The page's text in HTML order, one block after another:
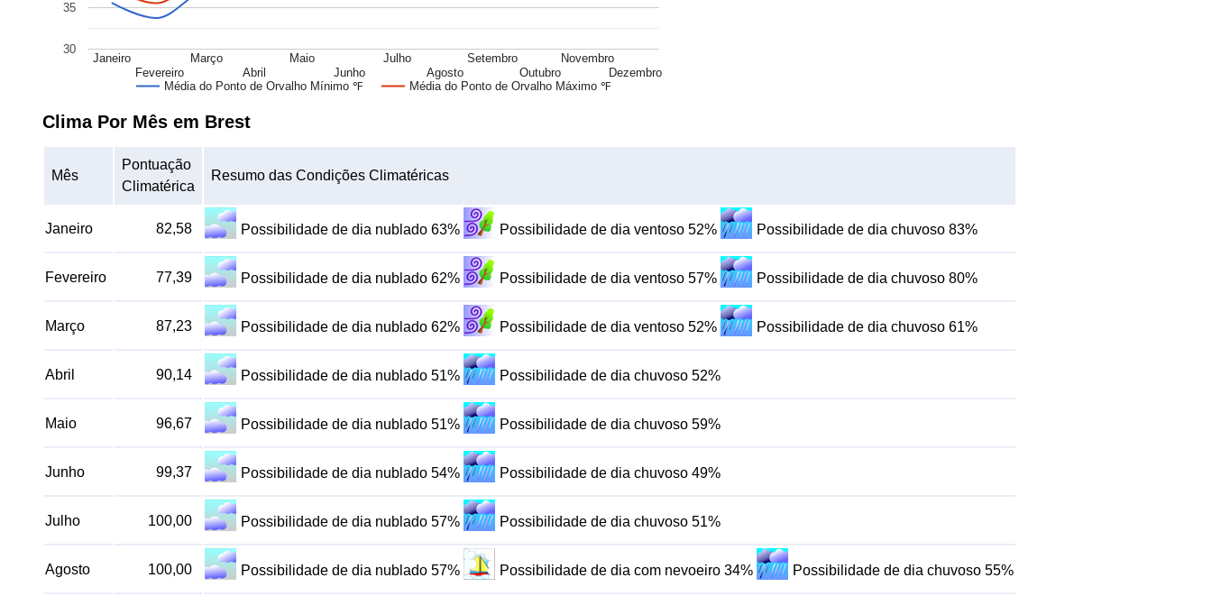
Média do Ponto de Orvalho Mínimo ℉ Média do Ponto de Orvalho Máximo ℉
Janeiro
Fevereiro
Março
Abril
Maio
Junho
Julho
Agosto
Setembro
Outubro
Novembro
Dezembro
30
35
Clima Por Mês em Brest
Mês
Pontuação
Climatérica
Resumo das Condições Climatéricas
Janeiro 82,58 Possibilidade de dia nublado 63% Possibilidade de dia ventoso 52% Possibilidade de dia chuvoso 83%
Fevereiro 77,39 Possibilidade de dia nublado 62% Possibilidade de dia ventoso 57% Possibilidade de dia chuvoso 80%
Março 87,23 Possibilidade de dia nublado 62% Possibilidade de dia ventoso 52% Possibilidade de dia chuvoso 61%
Abril 90,14 Possibilidade de dia nublado 51% Possibilidade de dia chuvoso 52%
Maio 96,67 Possibilidade de dia nublado 51% Possibilidade de dia chuvoso 59%
Junho 99,37 Possibilidade de dia nublado 54% Possibilidade de dia chuvoso 49%
Julho 100,00 Possibilidade de dia nublado 57% Possibilidade de dia chuvoso 51%
Agosto 100,00 Possibilidade de dia nublado 57% Possibilidade de dia com nevoeiro 34% Possibilidade de dia chuvoso 55%